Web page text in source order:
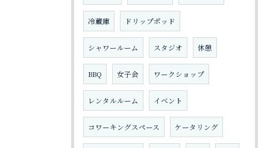
冷蔵庫 ドリップポッド
シャワールーム スタジオ 休憩
BBQ 女子会 ワークショップ
レンタルルーム イベント
コワーキングスペース ケータリング
ご予約はこちら